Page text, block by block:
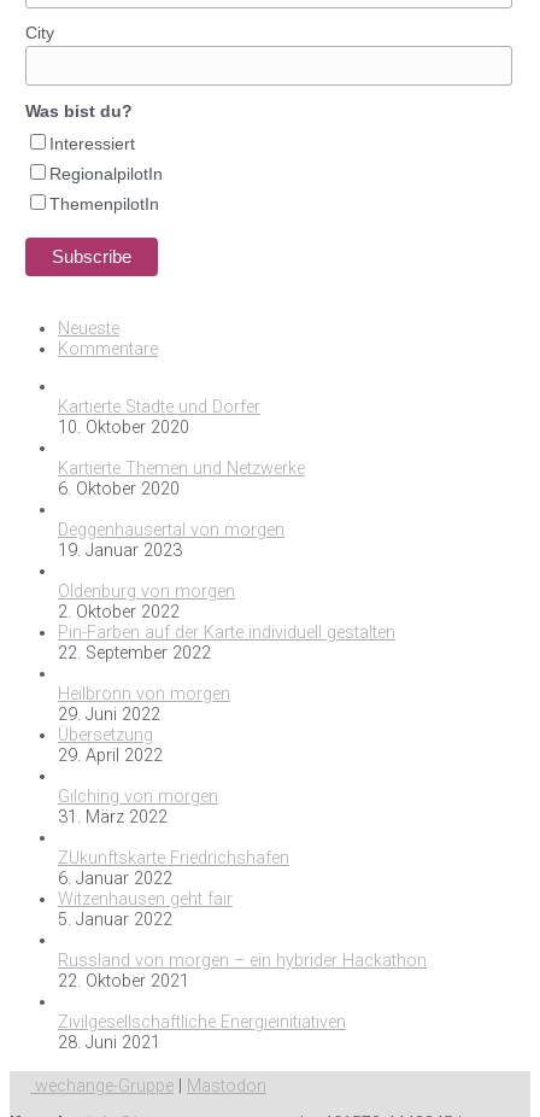
City
Was bist du?
Interessiert
RegionalpilotIn
ThemenpilotIn
Neueste
Kommentare
Kartierte Städte und Dörfer
10. Oktober 2020
Kartierte Themen und Netzwerke
6. Oktober 2020
Deggenhausertal von morgen
19. Januar 2023
Oldenburg von morgen
2. Oktober 2022
Pin-Farben auf der Karte individuell gestalten
22. September 2022
Heilbronn von morgen
29. Juni 2022
Übersetzung
29. April 2022
Gilching von morgen
31. März 2022
ZUkunftskarte Friedrichshafen
6. Januar 2022
Witzenhausen geht fair
5. Januar 2022
Russland von morgen – ein hybrider Hackathon
22. Oktober 2021
Zivilgesellschaftliche Energieinitiativen
28. Juni 2021
wechange-Gruppe
Mastodon